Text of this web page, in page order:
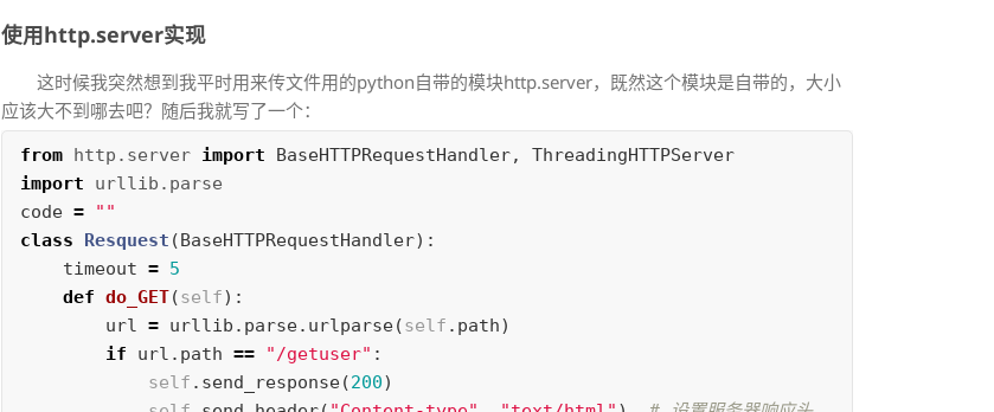
使用http.server实现
这时候我突然想到我平时用来传文件用的python自带的模块http.server，既然这个模块是自带的，大小
应该大不到哪去吧？随后我就写了一个：
from http.server import BaseHTTPRequestHandler,
ThreadingHTTPServer
import
urllib.parse
code =
""
class
Resquest (BaseHTTPRequestHandler):
timeout = 5
def do_GET(self):
url = urllib . parse. urlparse(self . path)
if
url . path == "/getuser" :
self . send_response(200)